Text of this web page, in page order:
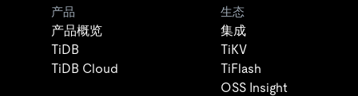
产品
产品概览
TiDB
TiDB Cloud
生态
集成
TiKV
TiFlash
OSS Insight